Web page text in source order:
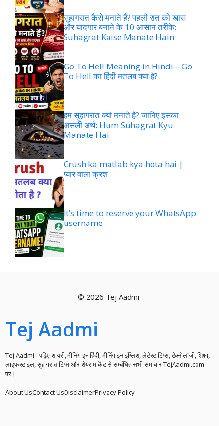
सुहागरात कैसे मनाते हैं? पहली रात को खास
और यादगार बनाने के 10 आसान तरीके:
Suhagrat Kaise Manate Hain
Go To Hell Meaning in Hindi – Go
To Hell का हिंदी मतलब क्या है?
हम सुहागरात क्यों मनाते हैं? जानिए इसका
असली अर्थ: Hum Suhagrat Kyu
Manate Hai
Crush ka matlab kya hota hai |
प्यार वाला क्रश
It’s time to reserve your WhatsApp
username
© 2026 Tej Aadmi
Tej Aadmi
Tej Aadmi - पढ़िए शायरी, मीनिंग इन हिंदी, मीनिंग इन इंग्लिश, लेटेस्ट टिप्स, टेक्नोलॉजी, शिक्षा,
लाइफस्टाइल, सुहागरात टिप्स और शेयर मार्केट से सम्बंधित सभी समाचार TejAadmi.com
पर।
About UsContact UsDisclaimerPrivacy Policy